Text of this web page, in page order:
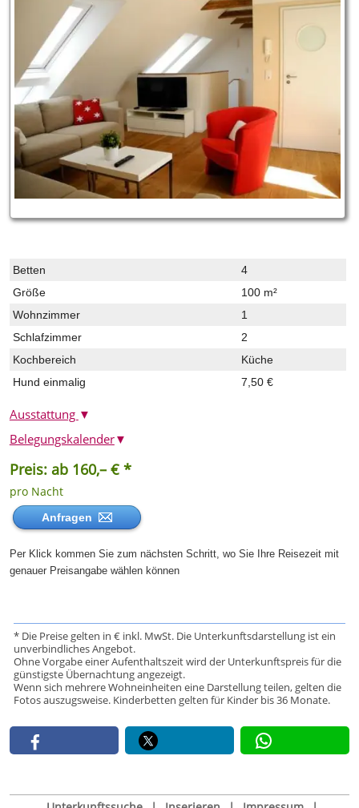
Betten
4
Größe
100 m²
Wohnzimmer
1
Schlafzimmer
2
Kochbereich
Küche
Hund einmalig
7,50 €
Ausstattung ▼
Preis: ab 160,– € *
pro Nacht
Anfragen
Per Klick kommen Sie zum nächsten Schritt, wo Sie Ihre Reisezeit mit
genauer Preisangabe wählen können
Belegungskalender▼
* Die Preise gelten in € inkl. MwSt. Die Unterkunftsdarstellung ist ein
unverbindliches Angebot.
Ohne Vorgabe einer Aufenthaltszeit wird der Unterkunftspreis für die
günstigste Übernachtung angezeigt.
Wenn sich mehrere Wohneinheiten eine Darstellung teilen, gelten die
Fotos auszugsweise. Kinderbetten gelten für Kinder bis 36 Monate.